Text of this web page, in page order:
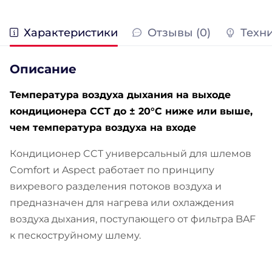
Характеристики Отзывы (0)
Описание
Температура воздуха дыхания на выходе
кондиционера CCT до ± 20°С ниже или выше,
чем температура воздуха на входе
Кондиционер CCT универсальный для шлемов
Comfort и Aspect работает по принципу
вихревого разделения потоков воздуха и
предназначен для нагрева или охлаждения
воздуха дыхания, поступающего от фильтра BAF
к пескоструйному шлему.